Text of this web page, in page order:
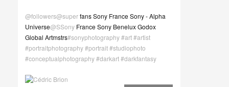
@followers@superfans Sony France Sony - Alpha
Universe@SSony France Sony Benelux Godox
Global Artmstrs#sonyphotography#art#artist
#portraitphotography#portrait#studiophoto
#conceptualphotography#darkart#darkfantasy